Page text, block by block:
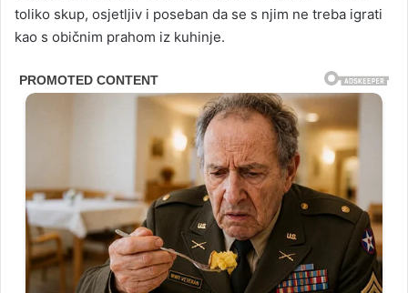
toliko skup, osjetljiv i poseban da se s njim ne treba igrati
kao s običnim prahom iz kuhinje.